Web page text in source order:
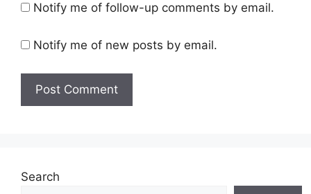
Notify me of follow-up comments by email.
Notify me of new posts by email.
Search